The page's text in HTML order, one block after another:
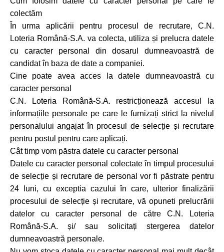
colectăm
În urma aplicării pentru procesul de recrutare, C.N.
Loteria Română-S.A. va colecta, utiliza și prelucra datele
cu caracter personal din dosarul dumneavoastră de
candidat în baza de date a companiei.
Cine poate avea acces la datele dumneavoastră cu
caracter personal
C.N. Loteria Română-S.A. restricționează accesul la
informațiile personale pe care le furnizați strict la nivelul
personalului angajat în procesul de selecție și recrutare
pentru postul pentru care aplicați.
Cât timp vom păstra datele cu caracter personal
Datele cu caracter personal colectate în timpul procesului
de selecție și recrutare de personal vor fi păstrate pentru
24 luni, cu exceptia cazului în care, ulterior finalizării
procesului de selecție și recrutare, vă opuneti prelucrării
datelor cu caracter personal de către C.N. Loteria
Română-S.A. și/ sau solicitați stergerea datelor
dumneavoastră personale.